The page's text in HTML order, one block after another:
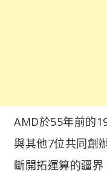
AMD於55年前的
與其他7位共同創
斷開拓運算的疆